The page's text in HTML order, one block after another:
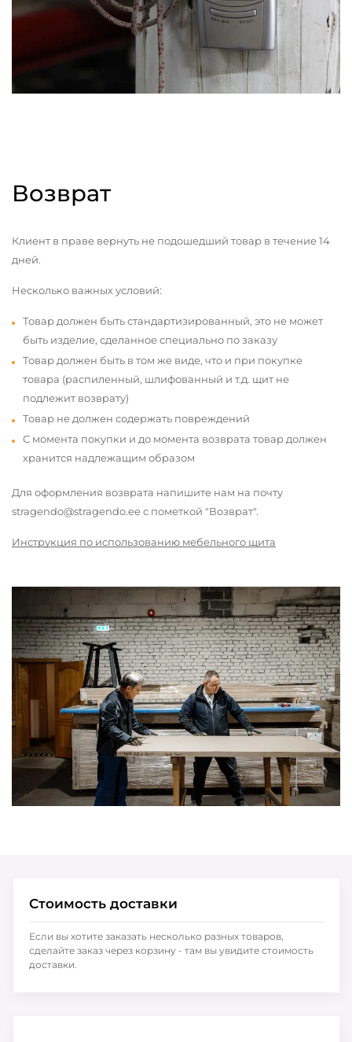
Возврат
Клиент в праве вернуть не подошедший товар в течение 14
дней.
Несколько важных условий:
Товар должен быть стандартизированный, это не может
быть изделие, сделанное специально по заказу
Товар должен быть в том же виде, что и при покупке
товара (распиленный, шлифованный и т.д. щит не
подлежит возврату)
Товар не должен содержать повреждений
С момента покупки и до момента возврата товар должен
хранится надлежащим образом
Для оформления возврата напишите нам на почту
stragendo@stragendo.ee с пометкой "Возврат".
Инструкция по использованию мебельного щита
Стоимость доставки
Если вы хотите заказать несколько разных товаров,
сделайте заказ через корзину - там вы увидите стоимость
доставки.